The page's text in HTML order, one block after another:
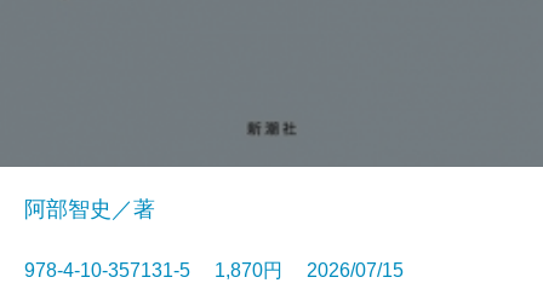
阿部智史／著
978-4-10-357131-5 1,870円 2026/07/15